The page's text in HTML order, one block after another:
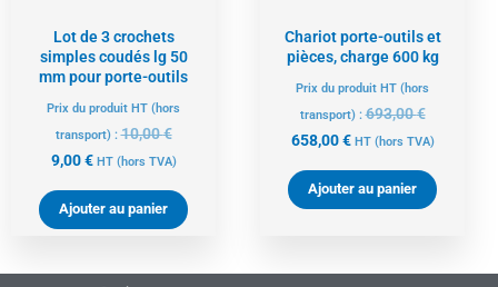
Lot de 3 crochets
simples coudés lg 50
mm pour porte-outils
Prix du produit HT (hors
transport) :10,00€
9,00€ HT (hors TVA)
Ajouter au panier
Chariot porte-outils et
pièces, charge 600 kg
Prix du produit HT (hors
transport) :693,00€
658,00€ HT (hors TVA)
Ajouter au panier